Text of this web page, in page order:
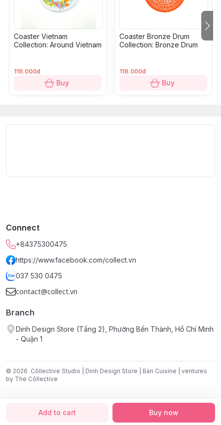
Add to cart Buy now
Products:Coconut Ceramic Coaster.
Size:
10 × 10 cm (3.94" × 3.94").
thông qua một loạt các hình minh họa và thiết kế kiểu
chữ sáng tạo. Mang đậm phong cách nghệ thuật hiện
tượng của chợ Bến Thành và hình bóng chiếc Honda
Quy cách kỹ thuật:
Kích thước: 10 × 10 cm (3.94" × 3.94").
Coaster Vietnam
Collection: Around Vietnam
119.000đ
Buy
Coaster Bronze Drum
Collection: Bronze Drum
119.000đ
Buy
Connect
+84375300475
https://www.facebook.com/collect.vn
037 530 0475
contact@collect.vn
Branch
Dinh Design Store (Tầng 2), Phường Bến Thành, Hồ Chí Minh
- Quận 1
© 2026 Cōllective Studio | Dinh Design Store | Bản Cuisine | ventures
by The Cōllective